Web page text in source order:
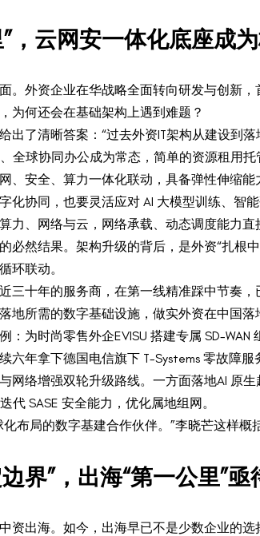
，云网安一体化底座成
外资企业在华战略全面转向研发与创新，
为何还会在基础架构上遇到难题？
出了清晰答案：“过去外资IT架构从建设到
全球协同办公成为常态，简单的资源租用
、安全、算力一体化联动，具备弹性伸缩
协同，也要灵活应对 AI 大模型训练、智
、网络与云，网络承载、动态调度能力直
必然结果。架构升级的背后，是外资“扎根
环联动。
三十年的服务商，在第一线精准踩中节奏
所需的数字基础设施，做实外资在中国落
为时尚零售外企EVISU 搭建专属 SD-
年拿下德国电信旗下 T-Systems 零故障服
网络增强双轮升级路线。一方面落地AI 原
SASE 安全能力，优化属地组网。
布局的数字基建合作伙伴。”李晓芒这样概
界”，出海“第一公里”亟
资出海。如今，出海早已不是少数企业的